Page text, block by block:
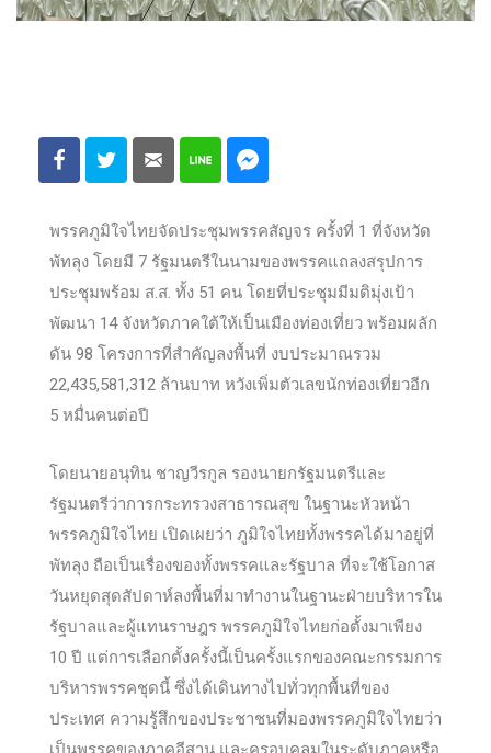
พรรคภูมิใจไทยจัดประชุมพรรคสัญจร ครั้งที่ 1 ที่จังหวัด
พัทลุง โดยมี 7 รัฐมนตรีในนามของพรรคแถลงสรุปการ
ประชุมพร้อม ส.ส. ทั้ง 51 คน โดยที่ประชุมมีมติมุ่งเป้า
พัฒนา 14 จังหวัดภาคใต้ให้เป็นเมืองท่องเที่ยว พร้อมผลัก
ดัน 98 โครงการที่สำคัญลงพื้นที่ งบประมาณรวม
22,435,581,312 ล้านบาท หวังเพิ่มตัวเลขนักท่องเที่ยวอีก
5 หมื่นคนต่อปี
โดยนายอนุทิน ชาญวีรกูล รองนายกรัฐมนตรีและ
รัฐมนตรีว่าการกระทรวงสาธารณสุข ในฐานะหัวหน้า
พรรคภูมิใจไทย เปิดเผยว่า ภูมิใจไทยทั้งพรรคได้มาอยู่ที่
พัทลุง ถือเป็นเรื่องของทั้งพรรคและรัฐบาล ที่จะใช้โอกาส
วันหยุดสุดสัปดาห์ลงพื้นที่มาทำงานในฐานะฝ่ายบริหารใน
รัฐบาลและผู้แทนราษฎร พรรคภูมิใจไทยก่อตั้งมาเพียง
10 ปี แต่การเลือกตั้งครั้งนี้เป็นครั้งแรกของคณะกรรมการ
บริหารพรรคชุดนี้ ซึ่งได้เดินทางไปทั่วทุกพื้นที่ของ
ประเทศ ความรู้สึกของประชาชนที่มองพรรคภูมิใจไทยว่า